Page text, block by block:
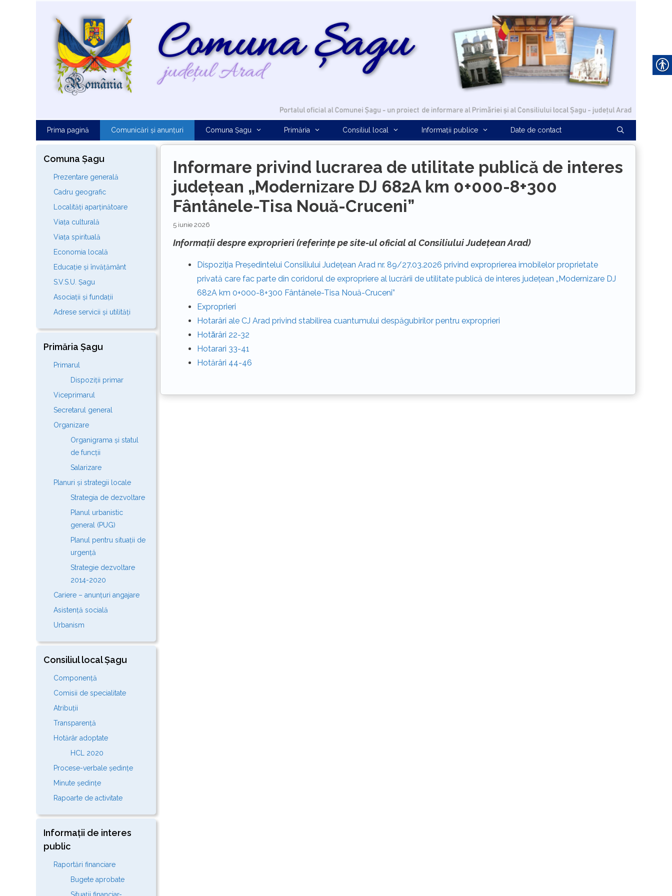
Prima pagină Comunicări și anunțuri Comuna Șagu Primăria Consiliul local Informații publice Date de contact
Informare privind lucrarea de utilitate publică de interes
județean „Modernizare DJ 682A km 0+000-8+300
Fântânele-Tisa Nouă-Cruceni”
5 iunie 2026
Informații despre exproprieri (referințe pe site-ul oficial al Consiliului Județean Arad)
Dispoziția Președintelui Consiliului Județean Arad nr. 89/27.03.2026 privind exproprierea imobilelor proprietate
privată care fac parte din coridorul de expropriere al lucrării de utilitate publică de interes județean „Modernizare DJ
682A km 0+000-8+300 Fântânele-Tisa Nouă-Cruceni”
Exproprieri
Hotarâri ale CJ Arad privind stabilirea cuantumului despăgubirilor pentru exproprieri
Hotărâri 22-32
Hotarari 33-41
Hotărâri 44-46
Comuna Șagu
Prezentare generală
Cadru geografic
Localități aparținătoare
Viața culturală
Viața spirituală
Economia locală
Educație și învățământ
S.V.S.U. Șagu
Asociații și fundații
Adrese servicii și utilități
Primăria Șagu
Primarul
Dispoziții primar
Viceprimarul
Secretarul general
Organizare
Organigrama și statul
de funcții
Salarizare
Planuri și strategii locale
Strategia de dezvoltare
Planul urbanistic
general (PUG)
Planul pentru situații de
urgență
Strategie dezvoltare
2014-2020
Cariere – anunțuri angajare
Asistență socială
Urbanism
Consiliul local Șagu
Componență
Comisii de specialitate
Atribuții
Transparență
Hotărâr adoptate
HCL 2020
Procese-verbale ședințe
Minute ședințe
Rapoarte de activitate
Informații de interes
public
Raportări financiare
Bugete aprobate